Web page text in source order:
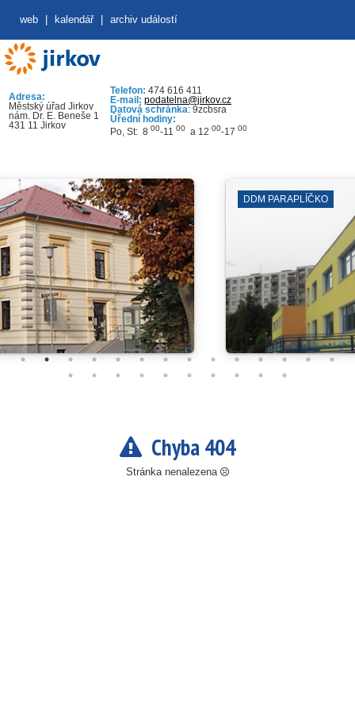
web kalendář archiv událostí
Adresa:
Městský úřad Jirkov
nám. Dr. E. Beneše 1
431 11 Jirkov
Telefon: 474 616 411
E-mail: podatelna@jirkov.cz
Datová schránka: 9zcbsra
Úřední hodiny:
Po, St: 8 00-11 00 a 12 00-17 00
DDM PARAPLÍČKO
Chyba 404
Stránka nenalezena